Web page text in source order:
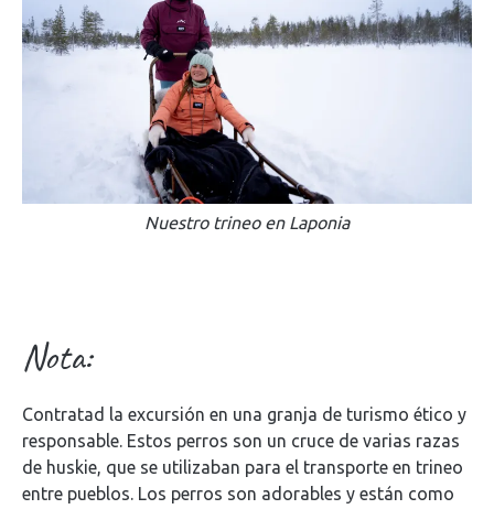
Nuestro trineo en Laponia
Nota:
Contratad la excursión en una granja de turismo ético y
responsable. Estos perros son un cruce de varias razas
de huskie, que se utilizaban para el transporte en trineo
entre pueblos. Los perros son adorables y están como